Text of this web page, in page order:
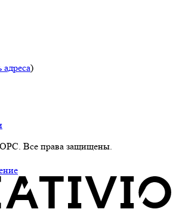
адреса)
Все права защищены.